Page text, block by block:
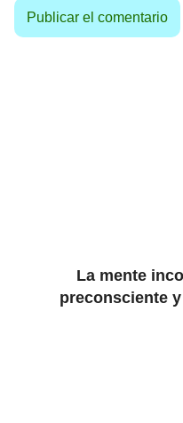
La mente
preconsciente